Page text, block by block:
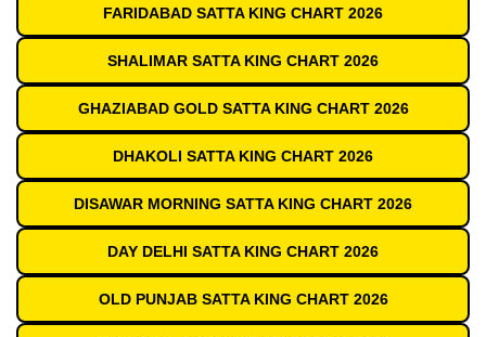
FARIDABAD SATTA KING CHART 2026
SHALIMAR SATTA KING CHART 2026
GHAZIABAD GOLD SATTA KING CHART 2026
DHAKOLI SATTA KING CHART 2026
DISAWAR MORNING SATTA KING CHART 2026
DAY DELHI SATTA KING CHART 2026
OLD PUNJAB SATTA KING CHART 2026